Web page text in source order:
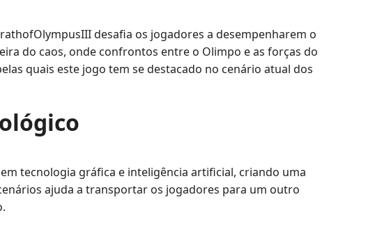
desafia os jogadores a desempenharem o
do caos, onde confrontos entre o Olimpo e as forças do
quais este jogo tem se destacado no cenário atual dos
tecnologia gráfica e inteligência artificial, criando uma
ajuda a transportar os jogadores para um outro